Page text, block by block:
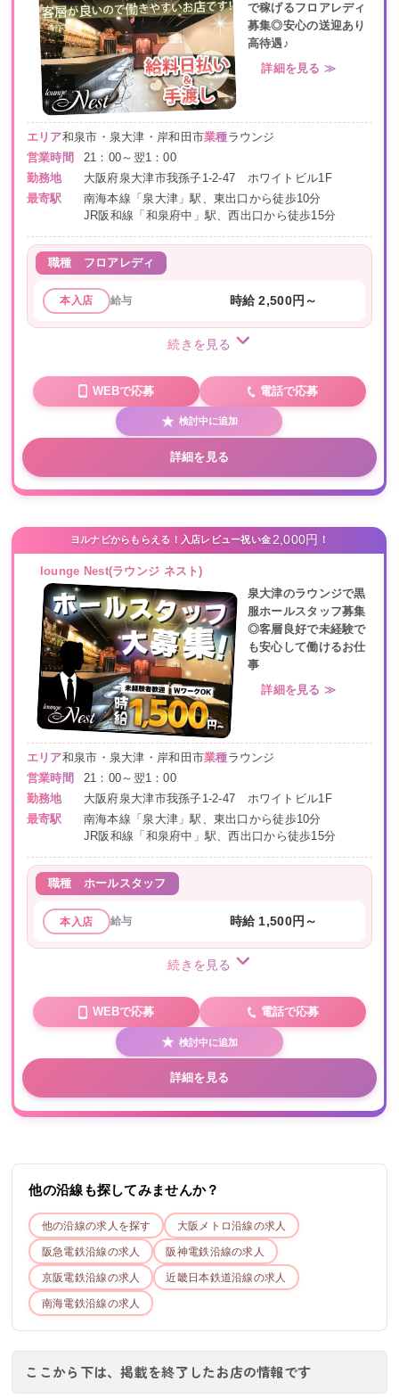
で稼げるフロアレディ
募集◎安心の送迎あり
高待遇♪
詳細を見る ≫
エリア和泉市・泉大津・岸和田市業種ラウンジ
営業時間
21：00～翌1：00
勤務地
大阪府泉大津市我孫子1-2-47 ホワイトビル1F
最寄駅
南海本線「泉大津」駅、東出口から徒歩10分
JR阪和線「和泉府中」駅、西出口から徒歩15分
職種 フロアレディ
本入店 給与 時給 2,500円～
続きを見る
WEBで応募 電話で応募
検討中に追加
詳細を見る
ヨルナビからもらえる！入店レビュー祝い金 2,000円 ！
lounge Nest(ラウンジ ネスト)
泉大津のラウンジで黒
服ホールスタッフ募集
◎客層良好で未経験で
も安心して働けるお仕
事
詳細を見る ≫
エリア和泉市・泉大津・岸和田市業種ラウンジ
営業時間
21：00～翌1：00
勤務地
大阪府泉大津市我孫子1-2-47 ホワイトビル1F
最寄駅
南海本線「泉大津」駅、東出口から徒歩10分
JR阪和線「和泉府中」駅、西出口から徒歩15分
職種 ホールスタッフ
本入店 給与 時給 1,500円～
続きを見る
WEBで応募 電話で応募
検討中に追加
詳細を見る
他の沿線も探してみませんか？
他の沿線の求人を探す 大阪メトロ沿線の求人
阪急電鉄沿線の求人 阪神電鉄沿線の求人
京阪電鉄沿線の求人 近畿日本鉄道沿線の求人
南海電鉄沿線の求人
ここから下は、掲載を終了したお店の情報です